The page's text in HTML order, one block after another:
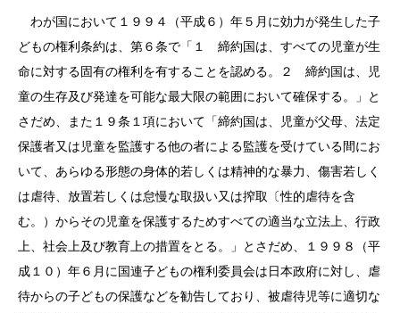
わが国において１９９４（平成６）年５月に効力が発生した子
どもの権利条約は、第６条で「１ 締約国は、すべての児童が生
命に対する固有の権利を有することを認める。２ 締約国は、児
童の生存及び発達を可能な最大限の範囲において確保する。」と
さだめ、また１９条１項において「締約国は、児童が父母、法定
保護者又は児童を監護する他の者による監護を受けている間にお
いて、あらゆる形態の身体的若しくは精神的な暴力、傷害若しく
は虐待、放置若しくは怠慢な取扱い又は搾取〔性的虐待を含
む。）からその児童を保護するためすべての適当な立法上、行政
上、社会上及び教育上の措置をとる。」とさだめ、１９９８（平
成１０）年６月に国連子どもの権利委員会は日本政府に対し、虐
待からの子どもの保護などを勧告しており、被虐待児等に適切な